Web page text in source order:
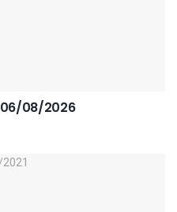
06/08/2026